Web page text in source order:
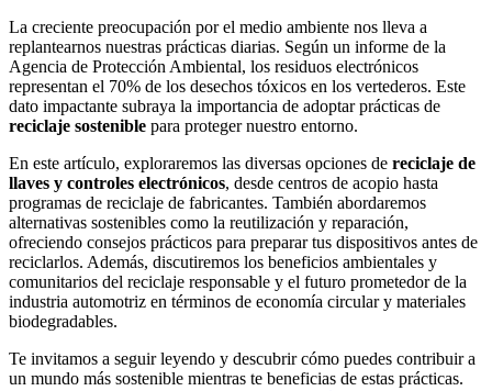
La creciente preocupación por el medio ambiente nos lleva a
replantearnos nuestras prácticas diarias. Según un informe de la
Agencia de Protección Ambiental, los residuos electrónicos
representan el 70% de los desechos tóxicos en los vertederos. Este
dato impactante subraya la importancia de adoptar prácticas de
reciclaje sostenible para proteger nuestro entorno.
En este artículo, exploraremos las diversas opciones de reciclaje de
llaves y controles electrónicos, desde centros de acopio hasta
programas de reciclaje de fabricantes. También abordaremos
alternativas sostenibles como la reutilización y reparación,
ofreciendo consejos prácticos para preparar tus dispositivos antes de
reciclarlos. Además, discutiremos los beneficios ambientales y
comunitarios del reciclaje responsable y el futuro prometedor de la
industria automotriz en términos de economía circular y materiales
biodegradables.
Te invitamos a seguir leyendo y descubrir cómo puedes contribuir a
un mundo más sostenible mientras te beneficias de estas prácticas.